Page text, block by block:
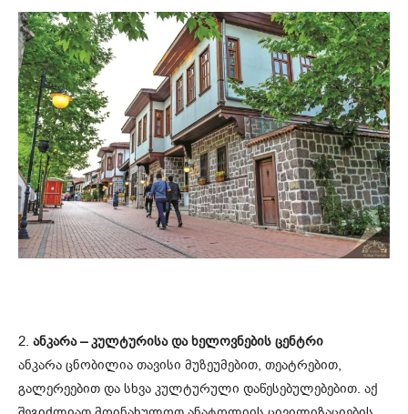
2. ანკარა – კულტურისა და ხელოვნების ცენტრი
ანკარა ცნობილია თავისი მუზეუმებით, თეატრებით,
გალერეებით და სხვა კულტურული დაწესებულებებით. აქ